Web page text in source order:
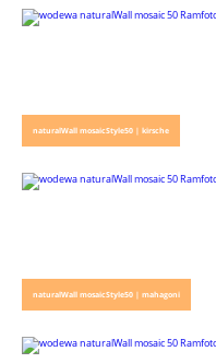
naturalWall mosaicStyle50 | kirsche
naturalWall mosaicStyle50 | mahagoni